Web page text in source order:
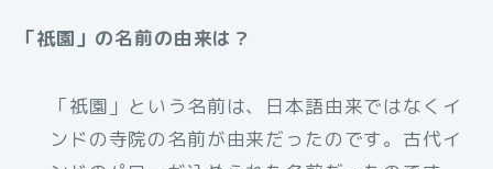
「祇園」の名前の由来は？
「祇園」という名前は、日本語由来ではなくイ
ンドの寺院の名前が由来だったのです。古代イ